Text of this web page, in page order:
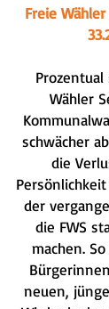
Freie
Wähler
schwächer
die
der
die FWS
machen.
neuen,